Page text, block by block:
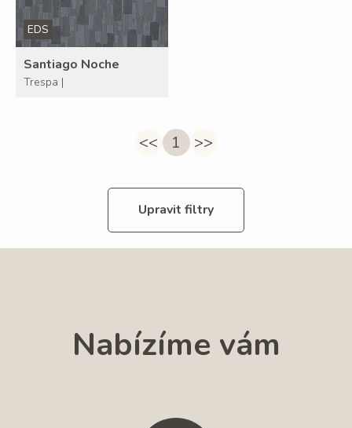
EDS
Santiago Noche
Trespa |
<< 1 >>
Upravit filtry
Nabízíme vám